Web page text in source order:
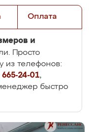
Оплата
и
Просто
из телефонов:
24-01,
быстро